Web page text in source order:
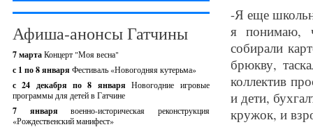
Афиша-анонсы Гатчины
7 мартаКонцерт "Моя весна"
с 1 по 8 января Фестиваль «Новогодняя кутерьма»
с 24 декабря по 8 январяНовогодние игровые
программы для детей в Гатчине
7 январявоенно-историческая реконструкция
«Рождественский манифест»
-Я еще
я понимаю,
собирали
брюкву,
коллектив
и дети,
кружок, и